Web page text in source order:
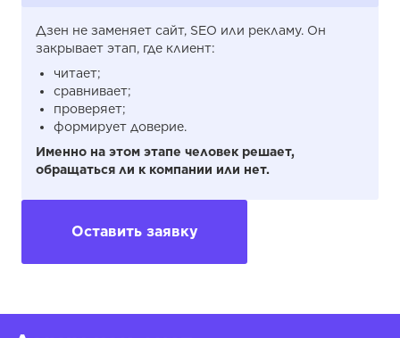
Дзен не заменяет сайт, SEO или рекламу. Он
закрывает этап, где клиент:
читает;
сравнивает;
проверяет;
формирует доверие.
Именно на этом этапе человек решает,
обращаться ли к компании или нет.
Оставить заявку